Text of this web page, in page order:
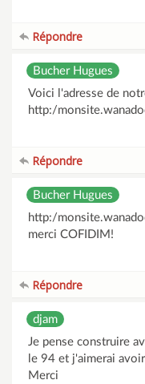
Répondre
Bucher Hugues
Voici l'adresse de
http:/
Répondre
Bucher Hugues
http:/
merci COFIDIM!
Répondre
djam
Je pense construire
le 94 et j'aimerai
Merci